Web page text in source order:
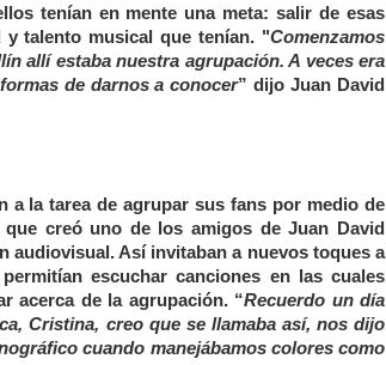
tenían en mente una meta: salir de esas
talento musical que tenían. "Comenzamos
allí estaba nuestra agrupación. A veces era
de darnos a conocer” dijo Juan David
a la tarea de agrupar sus fans por medio de
creó uno de los amigos de Juan David
audiovisual. Así invitaban a nuevos toques a
escuchar canciones en las cuales
acerca de la agrupación. “Recuerdo un día
Cristina, creo que se llamaba así, nos dijo
cuando manejábamos colores como